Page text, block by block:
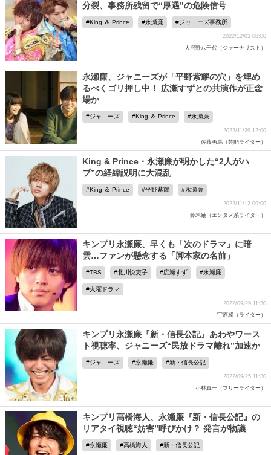
分裂、事務所残留で“厚遇”の危険信号
King ＆ Prince 永瀬廉 ジャニーズ事務所
2022/12/03 08:00
大沢野八千代（ジャーナリスト）
永瀬廉、ジャニーズが「平野紫耀の穴」を埋め
るべくゴリ押し中！ 広瀬すずとの共演作が正念
場か
ジャニーズ King ＆ Prince 永瀬廉
2022/11/29 12:00
佐藤勇馬（芸能ライター）
King & Prince・永瀬廉が明かした“2人がハ
ブ”の経緯説明に大混乱
King ＆ Prince 平野紫耀 永瀬廉
2022/11/12 09:00
鈴木紬（エンタメ系ライター）
キンプリ永瀬廉、早くも「次のドラマ」に暗
雲…ファンが懸念する「脚本家の名前」
TBS 北川悦吏子 広瀬すず 永瀬廉
火曜ドラマ
2022/09/29 11:30
宇原翼（ライター）
キンプリ永瀬廉『新・信長公記』あわやワース
ト視聴率、ジャニーズ“民放ドラマ離れ”加速か
ジャニーズ 永瀬廉 新・信長公記
2022/09/25 11:30
小林真一（フリーライター）
キンプリ高橋海人、永瀬廉『新・信長公記』の
リアタイ視聴“妨害”呼びかけ？ 発言が物議
永瀬廉 高橋海人 新・信長公記